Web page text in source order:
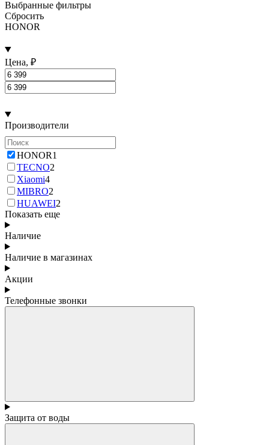
Выбранные фильтры
Сбросить
HONOR
Цена, ₽
Производители
HONOR1
TECNO2
Xiaomi4
MIBRO2
HUAWEI2
Показать еще
Наличие
Наличие в магазинах
Акции
Телефонные звонки
Защита от воды